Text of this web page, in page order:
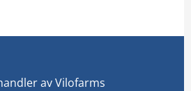
av Vilofarms